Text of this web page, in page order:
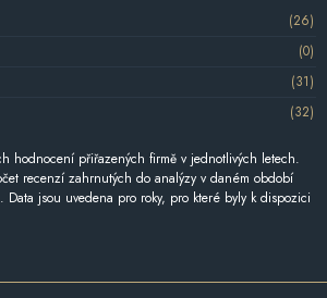
(26)
(0)
(31)
(32)
hodnocení přiřazených firmě v jednotlivých letech.
recenzí zahrnutých do analýzy v daném období
jsou uvedena pro roky, pro které byly k dispozici